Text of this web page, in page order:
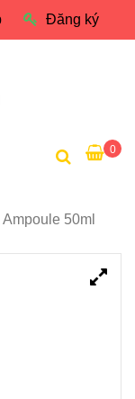
Đăng ký
0
50ml